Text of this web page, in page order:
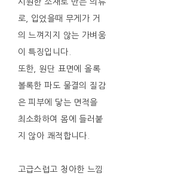
시원한 소재로 만든 의류
로, 입었을때 무게가 거
의 느껴지지 않는 가벼움
이 특징입니다.
또한, 원단 표면에 올록
볼록한 파도 물결의 질감
은 피부에 닿는 면적을
최소화하여 몸에 들러붙
지 않아 쾌적합니다.
고급스럽고 청아한 느낌